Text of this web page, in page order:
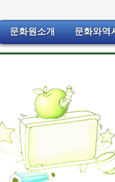
문화원소개 문화와역